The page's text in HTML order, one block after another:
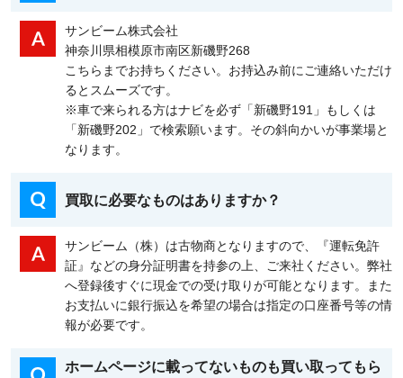
サンビーム株式会社
神奈川県相模原市南区新磯野268
こちらまでお持ちください。お持込み前にご連絡いただけ
るとスムーズです。
※車で来られる方はナビを必ず「新磯野191」もしくは
「新磯野202」で検索願います。その斜向かいが事業場と
なります。
買取に必要なものはありますか？
サンビーム（株）は古物商となりますので、『運転免許
証』などの身分証明書を持参の上、ご来社ください。弊社
へ登録後すぐに現金での受け取りが可能となります。また
お支払いに銀行振込を希望の場合は指定の口座番号等の情
報が必要です。
ホームページに載ってないものも買い取ってもら